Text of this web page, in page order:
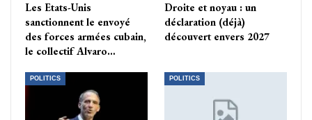
Les Etats-Unis
sanctionnent le envoyé
des forces armées cubain,
le collectif Alvaro…
Droite et noyau : un
déclaration (déjà)
découvert envers 2027
POLITICS POLITICS